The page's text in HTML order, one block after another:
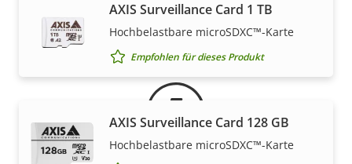
Leistung (durchschnittlich)
DC-Eingangsspannung
AXIS Surveillance Card 1 TB
Hochbelastbare microSDXC™-Karte
Empfohlen für dieses Produkt
AXIS Surveillance Card 128 GB
Hochbelastbare microSDXC™-Karte
Gewährleistung